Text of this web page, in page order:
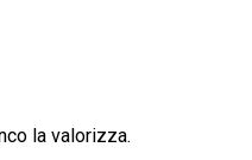
la valorizza.